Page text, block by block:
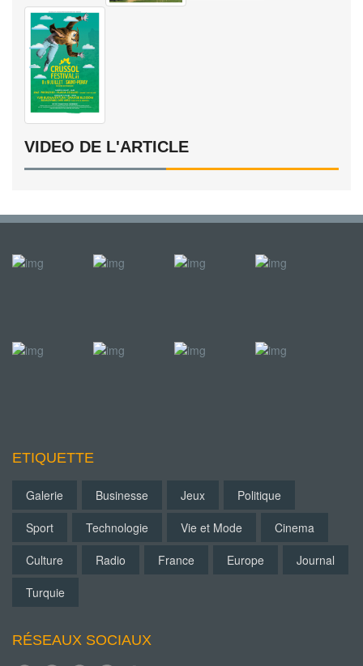
VIDEO DE L'ARTICLE
ETIQUETTE
Galerie Businesse Jeux
Politique
Sport
Technologie Vie et Mode
Cinema
Culture
Radio France Europe
Journal
Turquie
RÉSEAUX SOCIAUX